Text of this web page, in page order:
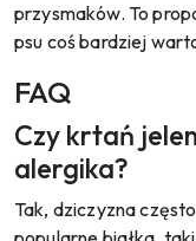
przysmaków. To
psu coś bardziej
FAQ
Czy krtań
alergika?
Tak, dziczyzna